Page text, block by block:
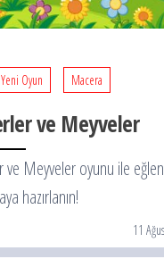
Oyun Macera
ve Meyveler
ve Meyveler oyunu ile
hazırlanın!
11